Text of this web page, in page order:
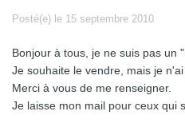
Posté(e) le 15 septembre 2010
Bonjour à tous, je ne suis pas un
Je souhaite le vendre, mais je
Merci à vous de me renseigner.
Je laisse mon mail pour ceux qui